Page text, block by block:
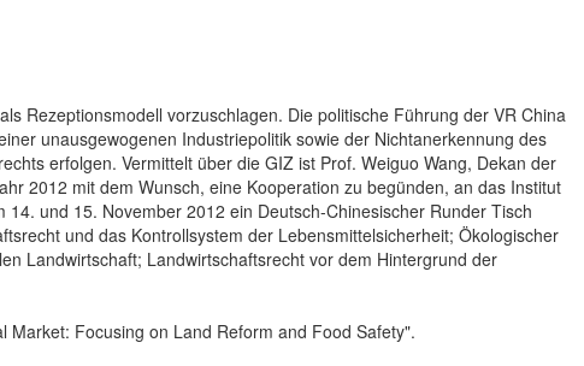
Rezeptionsmodell vorzuschlagen. Die politische Führung der VR China
unausgewogenen Industriepolitik sowie der Nichtanerkennung des
erfolgen. Vermittelt über die GIZ ist Prof. Weiguo Wang, Dekan der
2012 mit dem Wunsch, eine Kooperation zu begünden, an das Institut
und 15. November 2012 ein Deutsch-Chinesischer Runder Tisch
und das Kontrollsystem der Lebensmittelsicherheit; Ökologischer
Landwirtschaft; Landwirtschaftsrecht vor dem Hintergrund der
Focusing on Land Reform and Food Safety".